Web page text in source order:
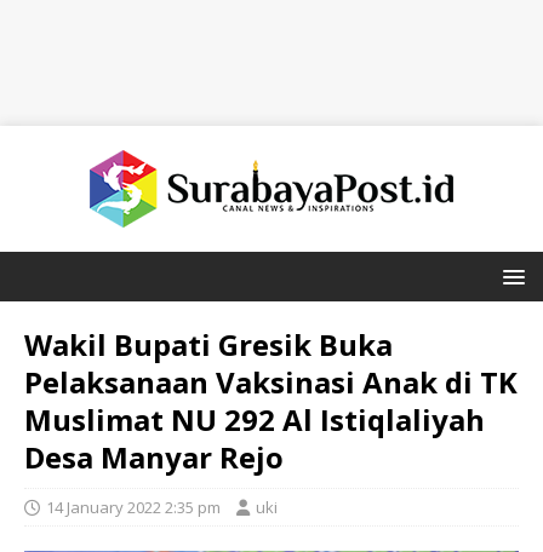
Wakil Bupati Gresik Buka
Pelaksanaan Vaksinasi Anak di TK
Muslimat NU 292 Al Istiqlaliyah
Desa Manyar Rejo
14 January 2022 2:35 pm uki